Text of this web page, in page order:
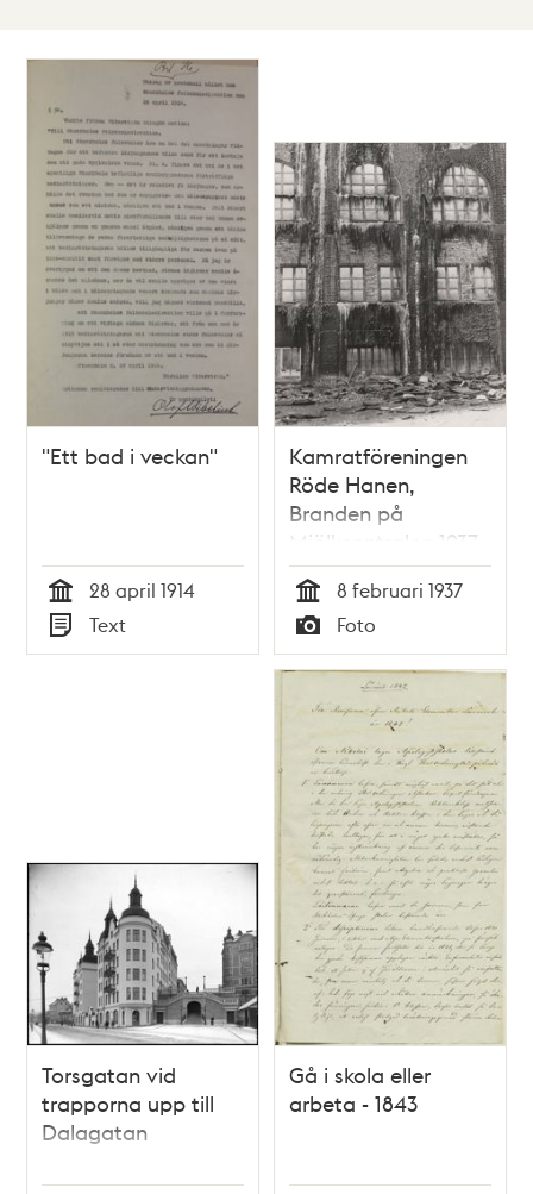
"Ett bad i veckan"
Tid
28 april 1914
Typ
Text
Kamratföreningen
Röde Hanen,
Branden på
Mjölkcentralen 1937
Tid
8 februari 1937
Typ
Foto
Torsgatan vid
trapporna upp till
Dalagatan
Gå i skola eller
arbeta - 1843